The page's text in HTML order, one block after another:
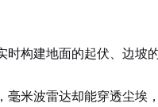
时构建地面的起伏、边坡
毫米波雷达却能穿透尘埃